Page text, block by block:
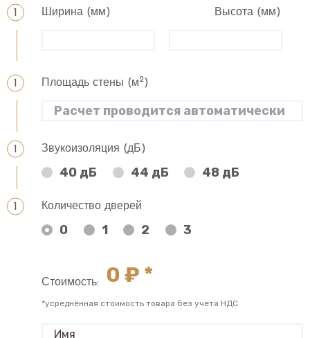
Ширина (мм) Высота (мм)
Площадь стены (м2)
Звукоизоляция (дБ)
40 дБ 44 дБ 48 дБ
Количество дверей
0 1 2 3
Стоимость: 0 ₽ *
*усреднённая стоимость товара без учета НДС